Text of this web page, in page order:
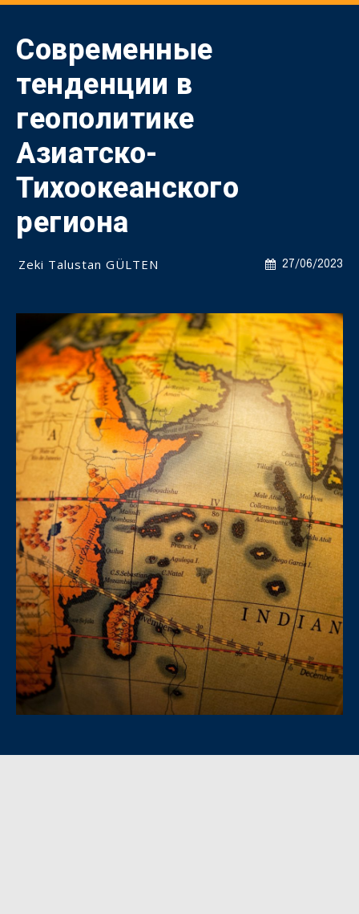
Современные
тенденции в
геополитике
Азиатско-
Тихоокеанского
региона
27/06/2023
Zeki Talustan GÜLTEN